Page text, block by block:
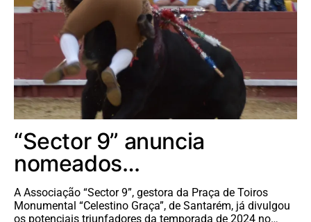
“Sector 9” anuncia
nomeados…
A Associação “Sector 9”, gestora da Praça de Toiros
Monumental “Celestino Graça”, de Santarém, já divulgou
os potenciais triunfadores da temporada de 2024 no…